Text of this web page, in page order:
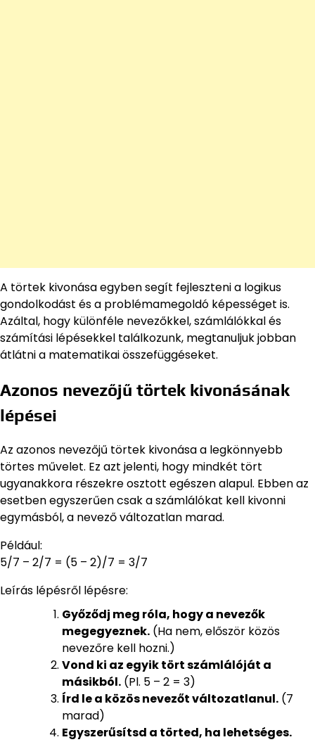
A törtek kivonása egyben segít fejleszteni a logikus
gondolkodást és a problémamegoldó képességet is.
Azáltal, hogy különféle nevezőkkel, számlálókkal és
számítási lépésekkel találkozunk, megtanuljuk jobban
átlátni a matematikai összefüggéseket.
Azonos nevezőjű törtek kivonásának
lépései
Az azonos nevezőjű törtek kivonása a legkönnyebb
törtes művelet. Ez azt jelenti, hogy mindkét tört
ugyanakkora részekre osztott egészen alapul. Ebben az
esetben egyszerűen csak a számlálókat kell kivonni
egymásból, a nevező változatlan marad.
Például:
5/7 – 2/7 = (5 – 2)/7 = 3/7
Leírás lépésről lépésre:
Győződj meg róla, hogy a nevezők
megegyeznek. (Ha nem, először közös
nevezőre kell hozni.)
Vond ki az egyik tört számlálóját a
másikból. (Pl. 5 – 2 = 3)
Írd le a közös nevezőt változatlanul. (7
marad)
Egyszerűsítsd a törted, ha lehetséges.